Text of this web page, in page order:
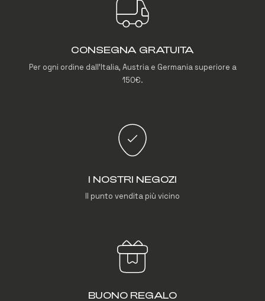
CONSEGNA GRATUITA
Per ogni ordine dall'Italia, Austria e Germania superiore a
150€.
I NOSTRI NEGOZI
Il punto vendita più vicino
BUONO REGALO